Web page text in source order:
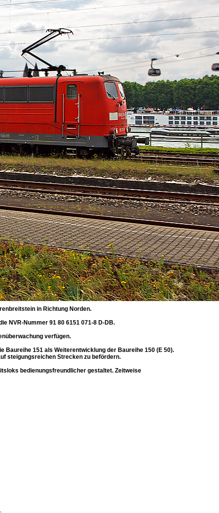
in Richtung Norden.
NVR-Nummer 91 80 6151 071-8 D-DB.
verfügen.
151 als Weiterentwicklung der Baureihe 150 (E 50).
steigungsreichen Strecken zu befördern.
bedienungsfreundlicher gestaltet. Zeitweise